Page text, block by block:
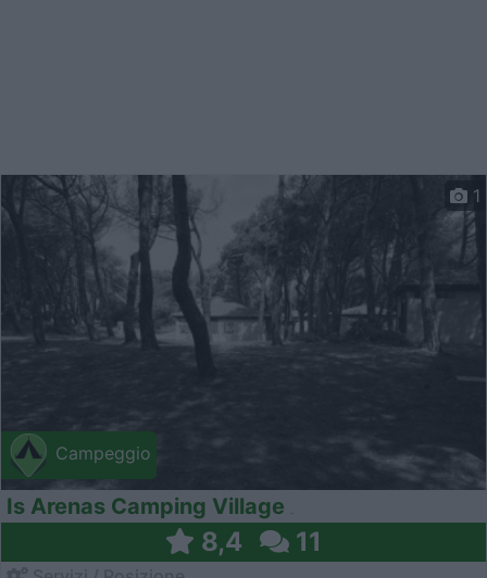
Campeggio
1
Is Arenas Camping Village
8,4 11